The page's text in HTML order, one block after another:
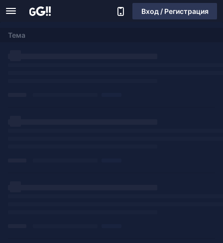
Вход / Регистрация
Тема